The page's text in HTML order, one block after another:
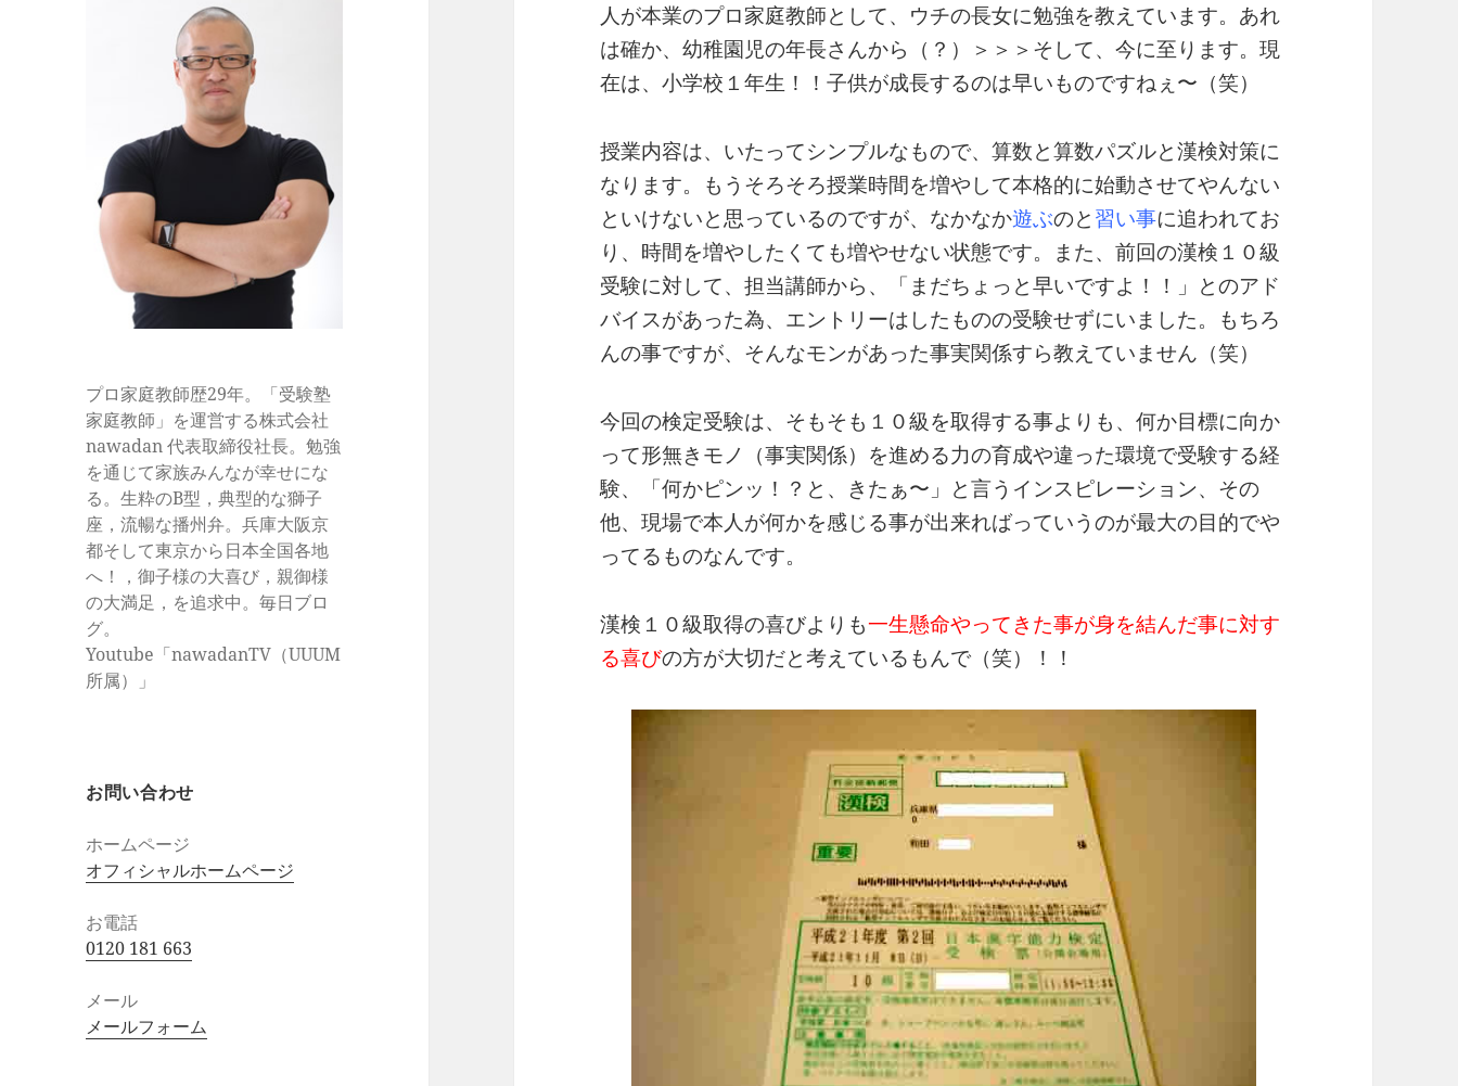
プロ家庭教師歴29年。「受験塾
家庭教師」を運営する株式会社
nawadan 代表取締役社長。勉強
を通じて家族みんなが幸せにな
る。生粋のB型，典型的な獅子
座，流暢な播州弁。兵庫大阪京
都そして東京から日本全国各地
へ！，御子様の大喜び，親御様
の大満足，を追求中。毎日ブロ
グ。
Youtube「nawadanTV（UUUM
所属）」
お問い合わせ
ホームページ
オフィシャルホームページ
お電話
0120 181 663
メール
メールフォーム
人が本業のプロ家庭教師として、ウチの長女に勉強を教えています。あれ
は確か、幼稚園児の年長さんから（？）＞＞＞そして、今に至ります。現
在は、小学校１年生！！子供が成長するのは早いものですねぇ〜（笑）
授業内容は、いたってシンプルなもので、算数と算数パズルと漢検対策に
なります。もうそろそろ授業時間を増やして本格的に始動させてやんない
といけないと思っているのですが、なかなか遊ぶのと習い事に追われてお
り、時間を増やしたくても増やせない状態です。また、前回の漢検１０級
受験に対して、担当講師から、「まだちょっと早いですよ！！」とのアド
バイスがあった為、エントリーはしたものの受験せずにいました。もちろ
んの事ですが、そんなモンがあった事実関係すら教えていません（笑）
今回の検定受験は、そもそも１０級を取得する事よりも、何か目標に向か
って形無きモノ（事実関係）を進める力の育成や違った環境で受験する経
験、「何かピンッ！？と、きたぁ〜」と言うインスピレーション、その
他、現場で本人が何かを感じる事が出来ればっていうのが最大の目的でや
ってるものなんです。
漢検１０級取得の喜びよりも一生懸命やってきた事が身を結んだ事に対す
る喜びの方が大切だと考えているもんで（笑）！！